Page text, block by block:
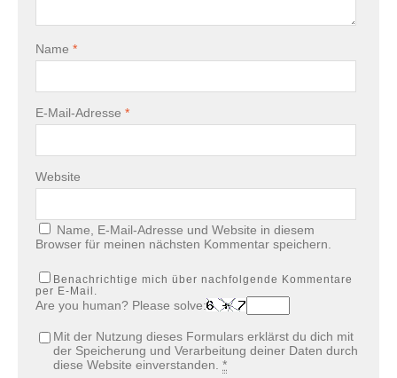
Name *
E-Mail-Adresse *
Website
Name, E-Mail-Adresse und Website in diesem
Browser für meinen nächsten Kommentar speichern.
Benachrichtige mich über nachfolgende Kommentare
per E-Mail.
Are you human? Please solve:
Mit der Nutzung dieses Formulars erklärst du dich mit
der Speicherung und Verarbeitung deiner Daten durch
diese Website einverstanden. *